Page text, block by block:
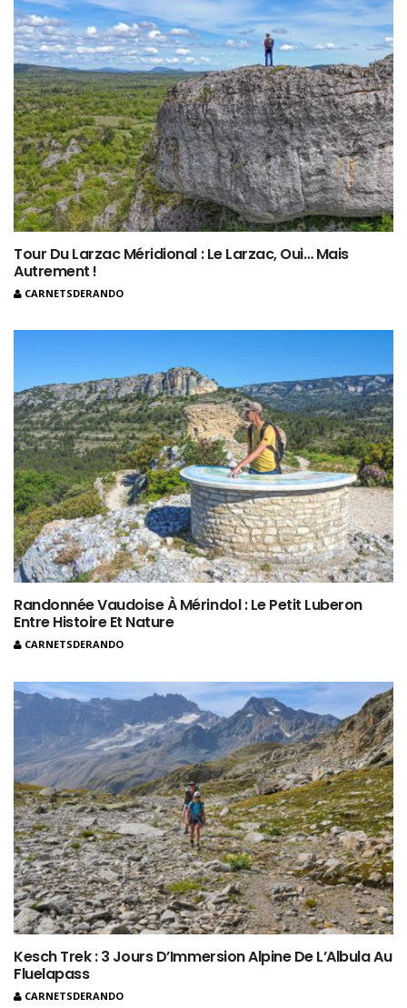
Tour Du Larzac Méridional : Le Larzac, Oui… Mais
Autrement !
CARNETSDERANDO
Randonnée Vaudoise À Mérindol : Le Petit Luberon
Entre Histoire Et Nature
CARNETSDERANDO
Kesch Trek : 3 Jours D’Immersion Alpine De L’Albula Au
Fluelapass
CARNETSDERANDO